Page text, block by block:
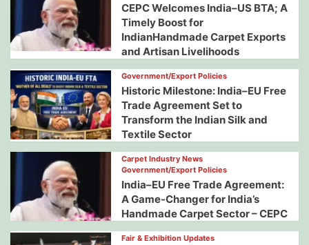
CEPC Welcomes India–US BTA; A
Timely Boost for
IndianHandmade Carpet Exports
and Artisan Livelihoods
Government/Export Policies
Historic Milestone: India–EU Free
Trade Agreement Set to
Transform the Indian Silk and
Textile Sector
Carpet Industry News
Government/Export Policies
India–EU Free Trade Agreement:
A Game-Changer for India’s
Handmade Carpet Sector – CEPC
Fair & Exhibition Updates